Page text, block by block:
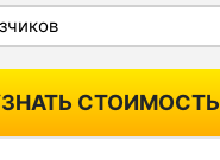
СТОИМОСТЬ